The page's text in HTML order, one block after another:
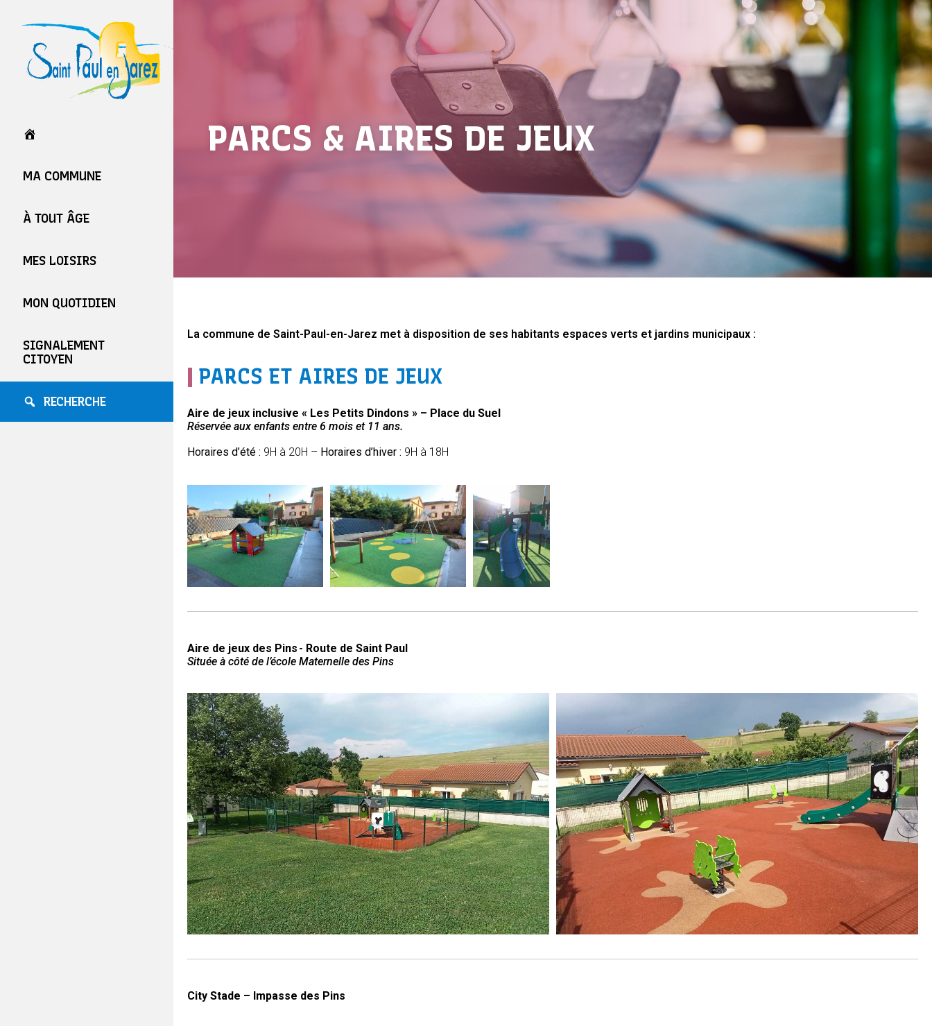
MA COMMUNE
À TOUT ÂGE
MES LOISIRS
MON QUOTIDIEN
SIGNALEMENT
CITOYEN
RECHERCHE
PARCS & AIRES DE JEUX
La commune de Saint-Paul-en-Jarez met à disposition de ses habitants espaces verts et jardins municipaux :
| PARCS ET AIRES DE JEUX
Aire de jeux inclusive « Les Petits Dindons » – Place du Suel
Réservée aux enfants entre 6 mois et 11 ans.
Horaires d’été : 9H à 20H – Horaires d’hiver : 9H à 18H
Aire de jeux des Pins - Route de Saint Paul
Située à côté de l’école Maternelle des Pins
City Stade – Impasse des Pins